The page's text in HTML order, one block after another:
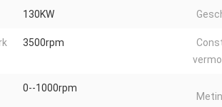
130KW
3500rpm
0--1000rpm